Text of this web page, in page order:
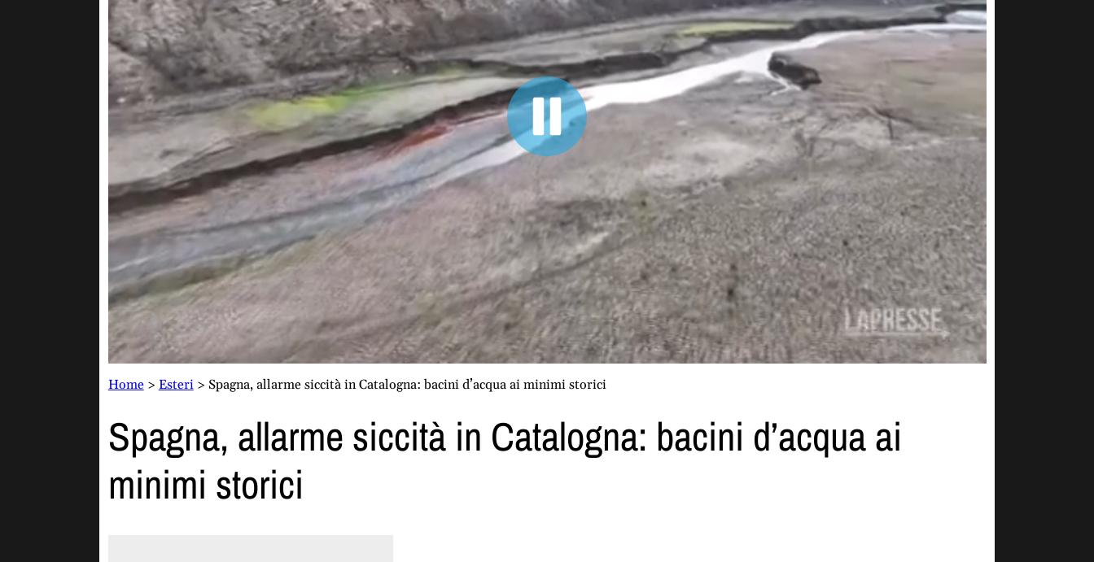
Home> Esteri> Spagna, allarme siccità in Catalogna: bacini d’acqua ai minimi storici
Spagna, allarme siccità in Catalogna: bacini d’acqua ai
minimi storici